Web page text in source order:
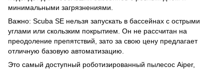
минимальными загрязнениями.
Важно: Scuba SE нельзя запускать в бассейнах с острыми
углами или скользким покрытием. Он не рассчитан на
преодоление препятствий, зато за свою цену предлагает
отличную базовую автоматизацию.
Это самый доступный роботизированный пылесос Aiper,